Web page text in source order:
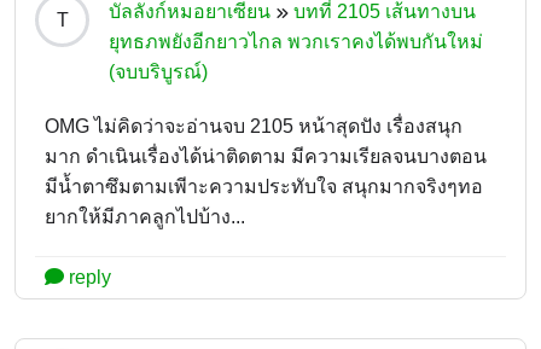
T บัลลังก์หมอยาเซียน
บทที่ 2105 เส้นทางบน
ยุทธภพยังอีกยาวไกล พวกเราคงได้พบกันใหม่
(จบบริบูรณ์)
OMG ไม่คิดว่าจะอ่านจบ 2105 หน้าสุดปัง เรื่องสนุก
มาก ดำเนินเรื่องได้น่าติดตาม มีความเรียลจนบางตอน
มีน้ำตาซึมตามเพีาะความประทับใจ สนุกมากจริงๆทอ
ยากให้มีภาคลูกไปบ้าง...
reply